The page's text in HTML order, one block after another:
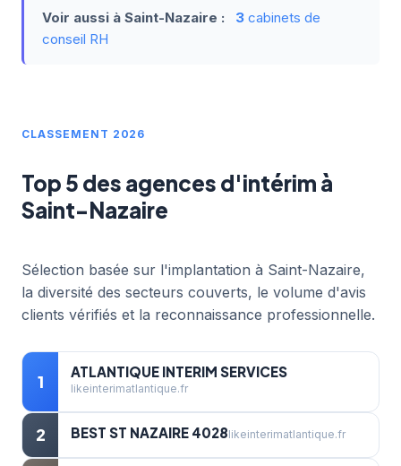
Voir aussi à Saint-Nazaire : 3 cabinets de
conseil RH
CLASSEMENT 2026
Top 5 des agences d'intérim à
Saint-Nazaire
Sélection basée sur l'implantation à Saint-Nazaire,
la diversité des secteurs couverts, le volume d'avis
clients vérifiés et la reconnaissance professionnelle.
1 ATLANTIQUE INTERIM SERVICES
likeinterimatlantique.fr
2 BEST ST NAZAIRE 4028likeinterimatlantique.fr